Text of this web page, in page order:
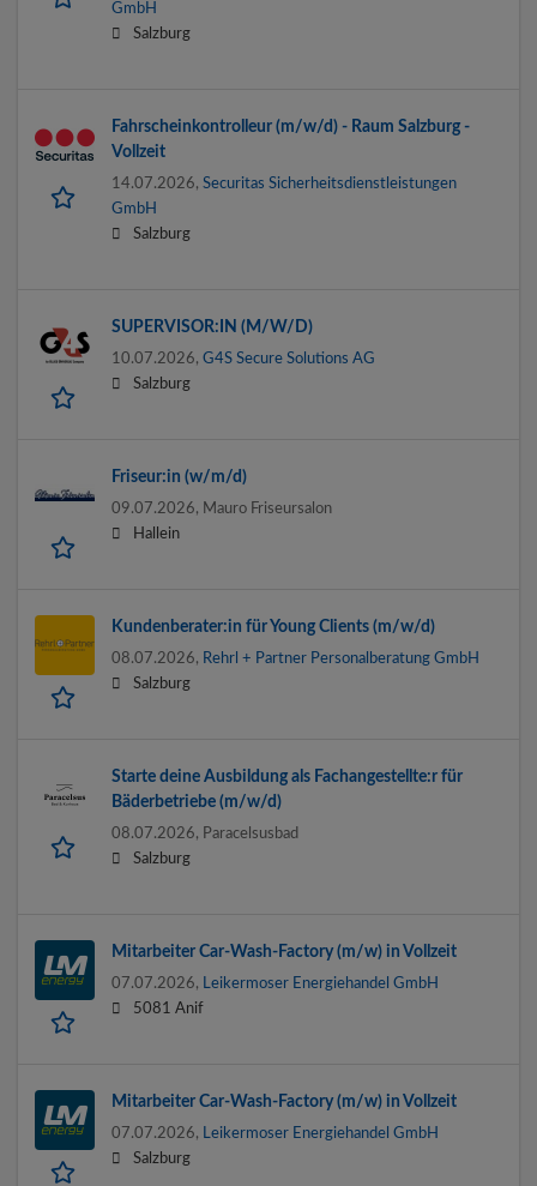
GmbH
Salzburg
Fahrscheinkontrolleur (m/w/d) - Raum Salzburg -
Vollzeit
14.07.2026, Securitas Sicherheitsdienstleistungen
GmbH
Salzburg
SUPERVISOR:IN (M/W/D)
10.07.2026, G4S Secure Solutions AG
Salzburg
Friseur:in (w/m/d)
09.07.2026, Mauro Friseursalon
Hallein
Kundenberater:in für Young Clients (m/w/d)
08.07.2026, Rehrl + Partner Personalberatung GmbH
Salzburg
Starte deine Ausbildung als Fachangestellte:r für
Bäderbetriebe (m/w/d)
08.07.2026, Paracelsusbad
Salzburg
Mitarbeiter Car-Wash-Factory (m/w) in Vollzeit
07.07.2026,
Leikermoser Energiehandel GmbH
5081 Anif
Mitarbeiter Car-Wash-Factory (m/w) in Vollzeit
07.07.2026,
Leikermoser Energiehandel GmbH
Salzburg